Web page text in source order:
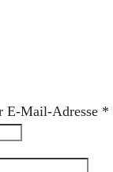
E-Mail-Adresse *